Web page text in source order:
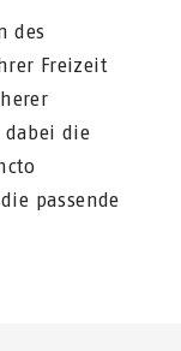
des
Freizeit
die
passende